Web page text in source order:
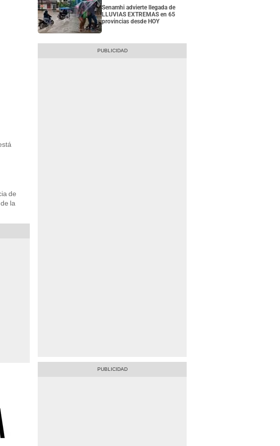
de
la
Senamhi advierte llegada de
LLUVIAS EXTREMAS en 65
provincias desde HOY